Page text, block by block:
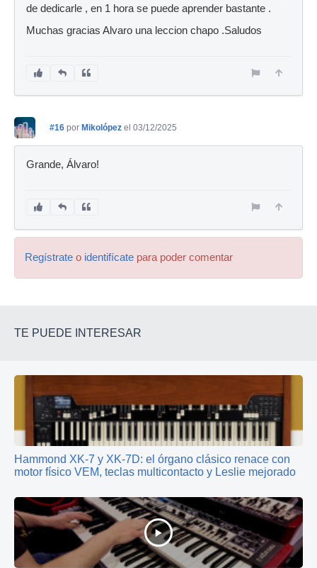
de dedicarle , en 1 hora se puede aprender bastante .
Muchas gracias Alvaro una leccion chapo .Saludos
#16 por Mikolópez el 03/12/2025
Grande, Álvaro!
Regístrate o identifícate para poder comentar
TE PUEDE INTERESAR
Hammond XK‑7 y XK‑7D: el órgano clásico renace con
motor físico VEM, teclas multicontacto y Leslie mejorado